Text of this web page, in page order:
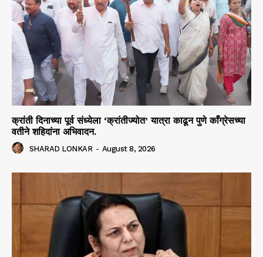
क्रांती दिनाच्या पूर्व संध्येला ‘क्रांतीज्योत’ यात्रा काढून पुणे काँग्रेसच्या
वतीने शहिदांना अभिवादन.
SHARAD LONKAR - August 8, 2026